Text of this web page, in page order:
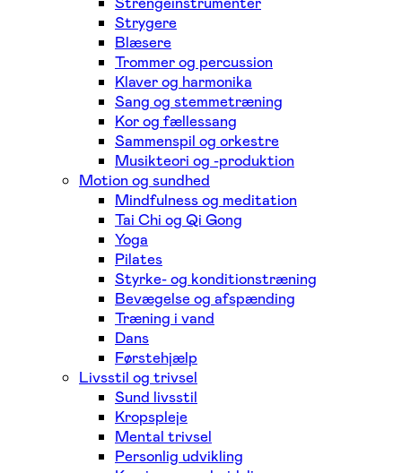
Strygere
Blæsere
Trommer og percussion
Klaver og harmonika
Sang og stemmetræning
Kor og fællessang
Sammenspil og orkestre
Musikteori og -produktion
Motion og sundhed
Mindfulness og meditation
Tai Chi og Qi Gong
Yoga
Pilates
Styrke- og konditionstræning
Bevægelse og afspænding
Træning i vand
Dans
Førstehjælp
Livsstil og trivsel
Sund livsstil
Kropspleje
Mental trivsel
Personlig udvikling